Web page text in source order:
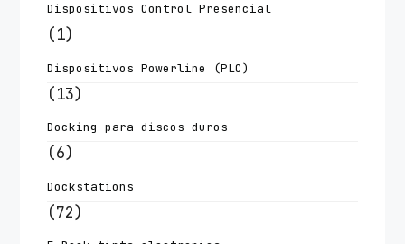
Dispositivos Control Presencial
(1)
Dispositivos Powerline (PLC)
(13)
Docking para discos duros
(6)
Dockstations
(72)